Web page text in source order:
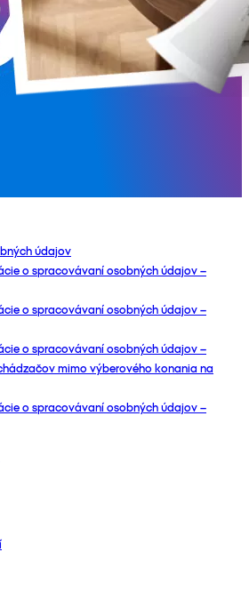
údajov
o spracovávaní osobných údajov –
o spracovávaní osobných údajov –
o spracovávaní osobných údajov –
mimo výberového konania na
o spracovávaní osobných údajov –